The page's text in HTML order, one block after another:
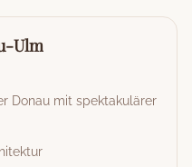
Ulm
Donau mit spektakulärer